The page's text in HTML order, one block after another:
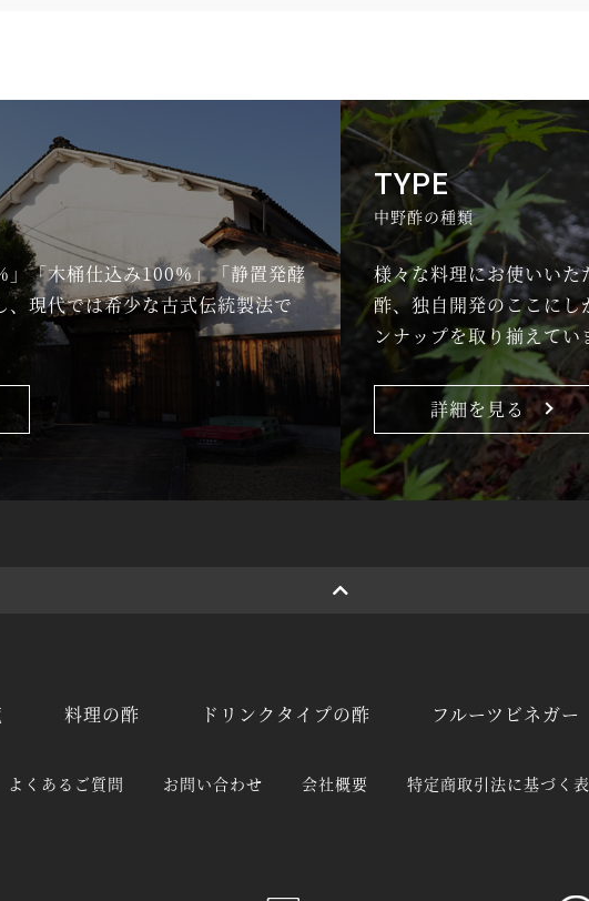
」「木桶仕込み100%」「静置発酵
現代では希少な古式伝統製法で
TYPE
中野酢の種類
様々な料理にお使いい
酢、独自開発のここに
ンナップを取り揃えてい
詳細を見る
料理の酢 ドリンクタイプの酢 フルーツビネガー
よくあるご質問 お問い合わせ 会社概要 特定商取引法に基づく